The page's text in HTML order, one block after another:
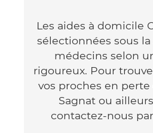
Les aides à domicile
sélectionnées sous
médecins selon
rigoureux. Pour
vos proches en
Sagnat ou
contactez-nous